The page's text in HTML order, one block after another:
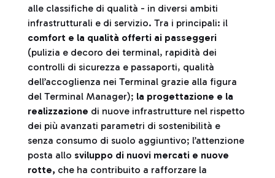
alle classifiche di qualità - in diversi ambiti
infrastrutturali e di servizio. Tra i principali: il
comfort e la qualità offerti ai passeggeri
(pulizia e decoro dei terminal, rapidità dei
controlli di sicurezza e passaporti, qualità
dell’accoglienza nei Terminal grazie alla figura
del Terminal Manager); la progettazione e la
realizzazione di nuove infrastrutture nel rispetto
dei più avanzati parametri di sostenibilità e
senza consumo di suolo aggiuntivo; l’attenzione
posta allo sviluppo di nuovi mercati e nuove
rotte, che ha contribuito a rafforzare la